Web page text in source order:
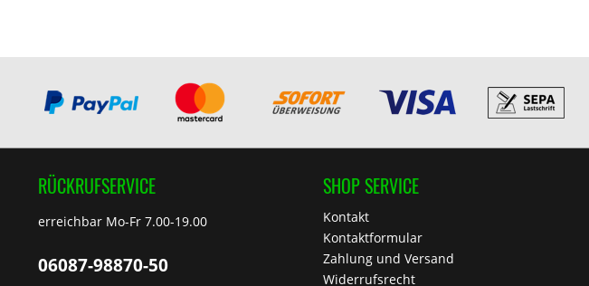
RÜCKRUFSERVICE
erreichbar Mo-Fr 7.00-19.00
06087-98870-50
SHOP SERVICE
Kontakt
Kontaktformular
Zahlung und Versand
Widerrufsrecht